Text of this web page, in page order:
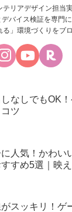
リアデザイン担当実
バイス検証を専門に
る」環境づくりをブ
なしでもOK
ツ
人気！かわい
すすめ5選｜映
スッキリ！ゲ